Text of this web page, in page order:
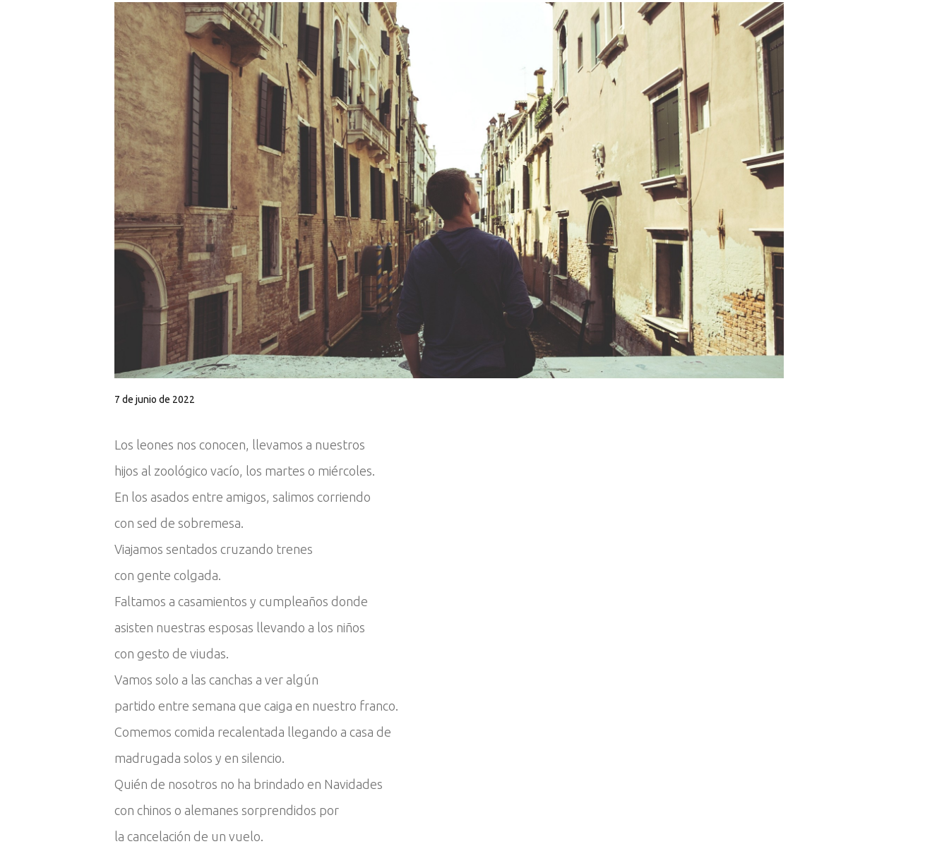
7 de junio de 2022
Los leones nos conocen, llevamos a nuestros
hijos al zoológico vacío, los martes o miércoles.
En los asados entre amigos, salimos corriendo
con sed de sobremesa.
Viajamos sentados cruzando trenes
con gente colgada.
Faltamos a casamientos y cumpleaños donde
asisten nuestras esposas llevando a los niños
con gesto de viudas.
Vamos solo a las canchas a ver algún
partido entre semana que caiga en nuestro franco.
Comemos comida recalentada llegando a casa de
madrugada solos y en silencio.
Quién de nosotros no ha brindado en Navidades
con chinos o alemanes sorprendidos por
la cancelación de un vuelo.